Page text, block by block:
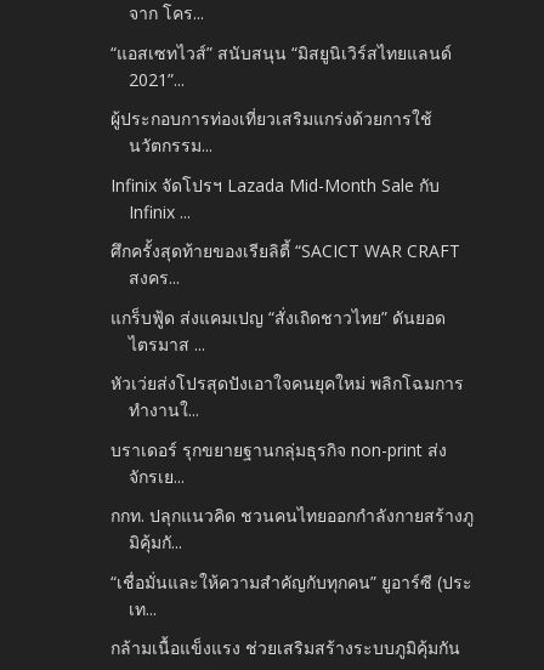
จาก โคร...
“แอสเซทไวส์” สนับสนุน “มิสยูนิเวิร์สไทยแลนด์
2021”...
ผู้ประกอบการท่องเที่ยวเสริมแกร่งด้วยการใช้
นวัตกรรม...
Infinix จัดโปรฯ Lazada Mid-Month Sale กับ
Infinix ...
ศึกครั้งสุดท้ายของเรียลิตี้ “SACICT WAR CRAFT
สงคร...
แกร็บฟู้ด ส่งแคมเปญ “สั่งเถิดชาวไทย” ดันยอด
ไตรมาส ...
หัวเว่ยส่งโปรสุดปังเอาใจคนยุคใหม่ พลิกโฉมการ
ทำงานใ...
บราเดอร์ รุกขยายฐานกลุ่มธุรกิจ non-print ส่ง
จักรเย...
กกท. ปลุกแนวคิด ชวนคนไทยออกกำลังกายสร้างภู
มิคุ้มกั...
“เชื่อมั่นและให้ความสำคัญกับทุกคน” ยูอาร์ซี (ประ
เท...
กล้ามเนื้อแข็งแรง ช่วยเสริมสร้างระบบภูมิคุ้มกัน